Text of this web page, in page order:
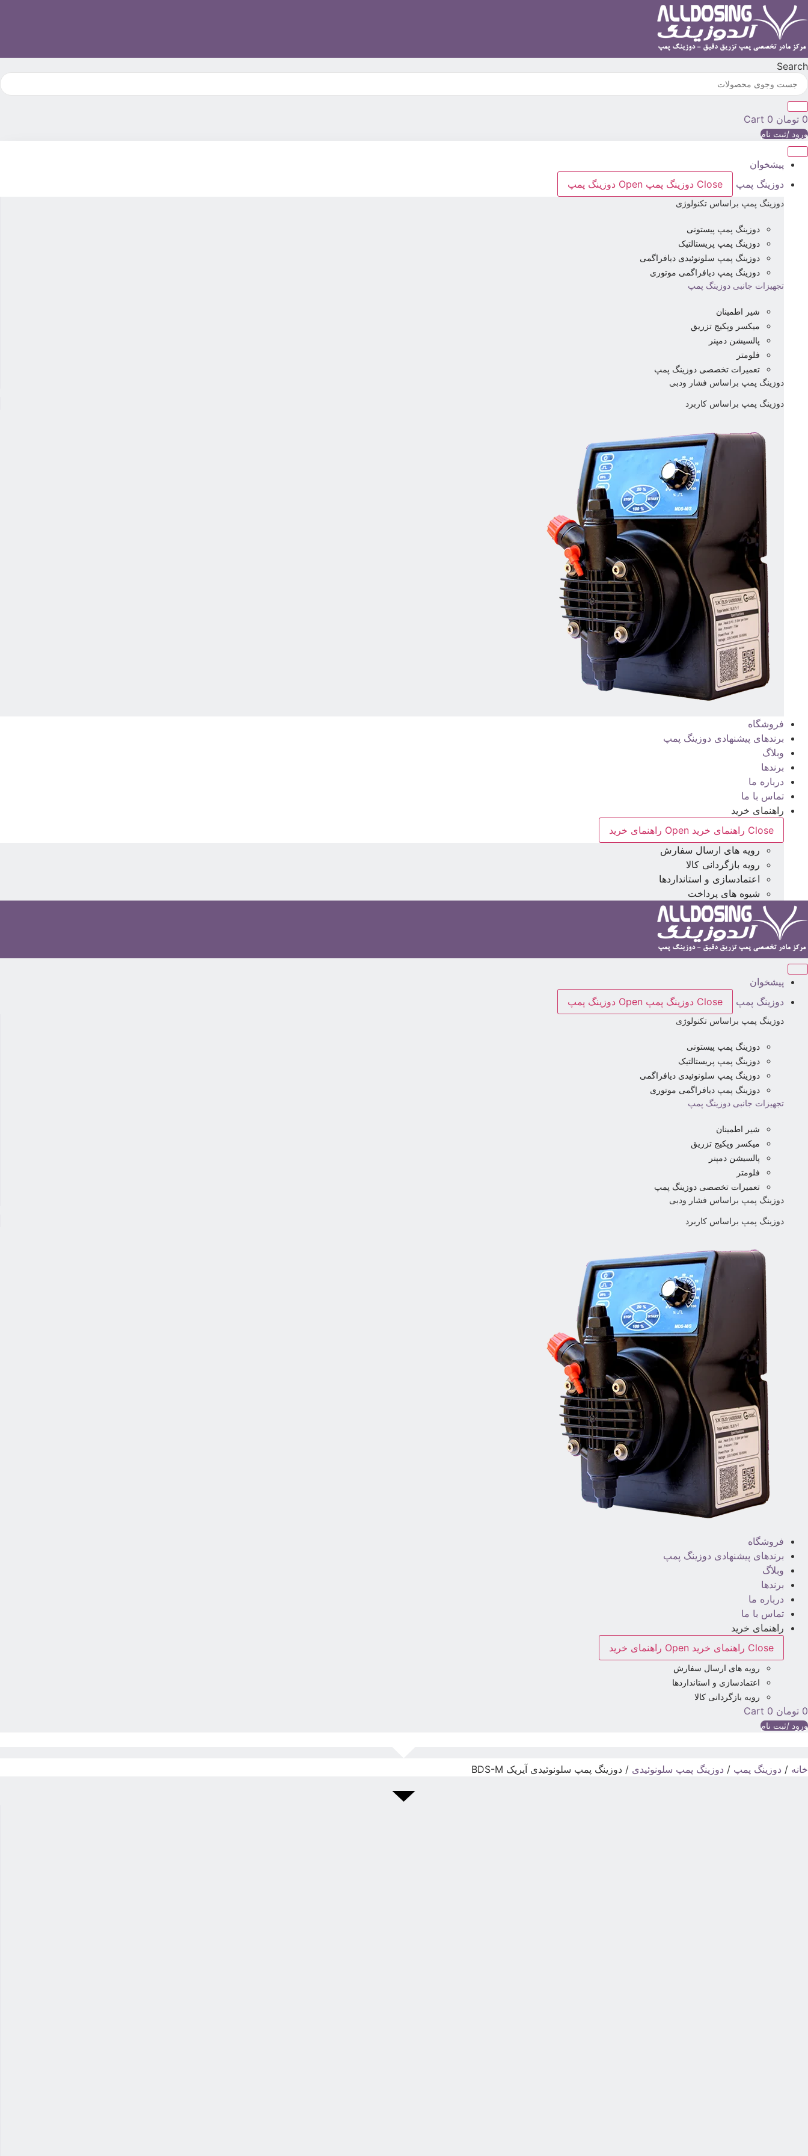
پرش
به
Search
0 تومان 0
Cart
ورود /ثبت نام
پیشخوان
دوزینگ پمپ
Close دوزینگ پمپ Open دوزینگ پمپ
دوزینگ پمپ براساس تکنولوژی
دوزینگ پمپ پیستونی
دوزینگ پمپ پریستالتیک
دوزینگ پمپ سلونوئیدی دیافراگمی
دوزینگ پمپ دیافراگمی موتوری
تجهیزات جانبی دوزینگ پمپ
شیر اطمینان
میکسر وپکیج تزریق
پالسیشن دمپنر
فلومتر
تعمیرات تخصصی دوزینگ پمپ
دوزینگ پمپ براساس فشار ودبی
دوزینگ پمپ براساس کاربرد
فروشگاه
برندهای پیشنهادی دوزینگ پمپ
وبلاگ
برندها
درباره ما
تماس با ما
راهنمای خرید
Close راهنمای خرید
Open راهنمای خرید
رویه های ارسال سفارش
رویه بازگردانی کالا
اعتمادسازی و استانداردها
شیوه های پرداخت
پیشخوان
دوزینگ پمپ
Close دوزینگ پمپ Open دوزینگ پمپ
دوزینگ پمپ براساس تکنولوژی
دوزینگ پمپ پیستونی
دوزینگ پمپ پریستالتیک
دوزینگ پمپ سلونوئیدی دیافراگمی
دوزینگ پمپ دیافراگمی موتوری
تجهیزات جانبی دوزینگ پمپ
شیر اطمینان
میکسر وپکیج تزریق
پالسیشن دمپنر
فلومتر
تعمیرات تخصصی دوزینگ پمپ
دوزینگ پمپ براساس فشار ودبی
دوزینگ پمپ براساس کاربرد
فروشگاه
برندهای پیشنهادی دوزینگ پمپ
وبلاگ
برندها
درباره ما
تماس با ما
راهنمای خرید
Close راهنمای خرید
Open راهنمای خرید
رویه های ارسال سفارش
اعتمادسازی و استانداردها
رویه بازگردانی کالا
0 تومان 0
Cart
ورود /ثبت نام
خانه / دوزینگ پمپ / دوزینگ پمپ سلونوئیدی / دوزینگ پمپ سلونوئیدی آیریک BDS-M